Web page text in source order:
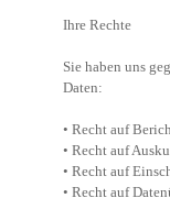
Ihre Rechte
Sie haben uns
Daten:
• Recht auf
• Recht auf
• Recht auf
• Recht auf